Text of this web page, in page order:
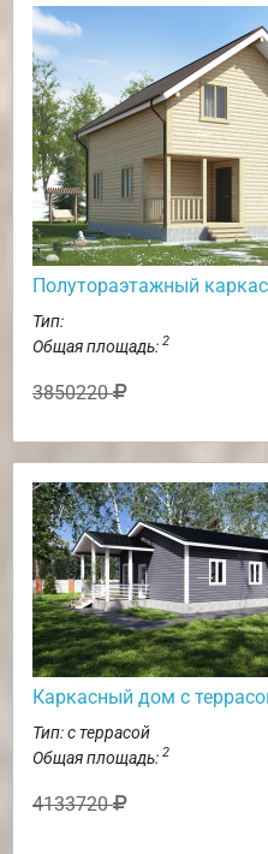
Полутораэтажный
Тип:
Общая площадь: 2
3850220
Каркасный дом с
Тип: с террасой
Общая площадь: 2
4133720